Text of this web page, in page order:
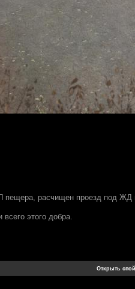
расчищен проезд под
этого добра.